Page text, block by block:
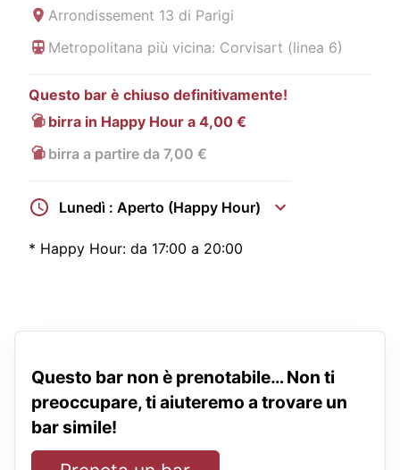
Arrondissement 13 di Parigi
Metropolitana più vicina: Corvisart (linea 6)
Questo bar è chiuso definitivamente!
birra in Happy Hour a 4,00 €
birra a partire da 7,00 €
Lunedì : Aperto (Happy Hour)
* Happy Hour: da 17:00 a 20:00
Questo bar non è prenotabile… Non ti
preoccupare, ti aiuteremo a trovare un
bar simile!